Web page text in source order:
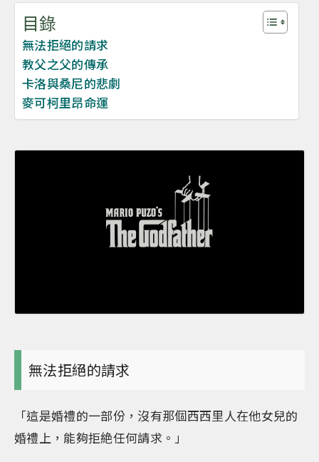
目錄
無法拒絕的請求
教父之父的傳承
卡洛與桑尼的悲劇
麥可柯里昂命運
無法拒絕的請求
「這是婚禮的一部份，沒有那個西西里人在他女兒的
婚禮上，能夠拒絶任何請求。」